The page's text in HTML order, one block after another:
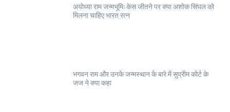
अयोध्या राम जन्मभूमि: केस जीतने पर क्या अशोक सिंघल को
मिलना चाहिए भारत रत्न
भगवन राम और उनके जन्मस्थान के बारे में सुप्रीम कोर्ट के
जज ने क्या कहा